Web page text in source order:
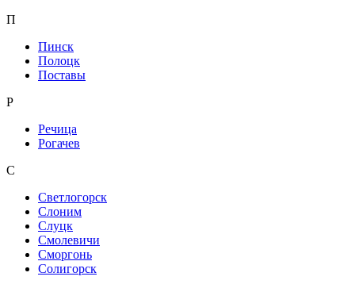
П
Пинск
Полоцк
Поставы
Р
Речица
Рогачев
С
Светлогорск
Слоним
Слуцк
Смолевичи
Сморгонь
Солигорск